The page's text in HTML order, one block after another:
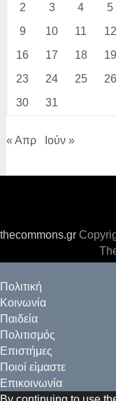
2
3 4 5
9
10 11 12
16
17 18 19
23
24 25 26
30
31
« Απρ Ιούν »
thecommons.gr
Πολιτική
Κοινωνία
Παιδεία
Πολιτισμός
Επιστήμες
Ποιοί είμαστε
Επικοινωνία